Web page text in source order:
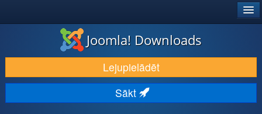
LEJUPIELĀDĒT UN PAPLAŠINĀT
ATKLĀJ UN IEMĀCIES
KOPIENA UN ATBALSTS
Joomla! Downloads
Lejupielādēt
Sākt